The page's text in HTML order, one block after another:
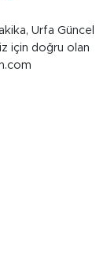
Urfa Güncel
için doğru olan